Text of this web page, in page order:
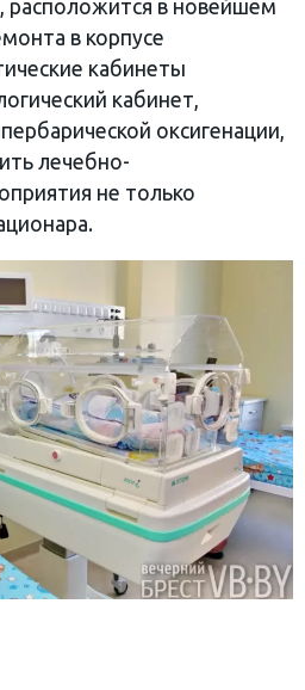
расположится в новейшем
в корпусе
кабинеты
кабинет,
оксигенации,
лечебно-
не только